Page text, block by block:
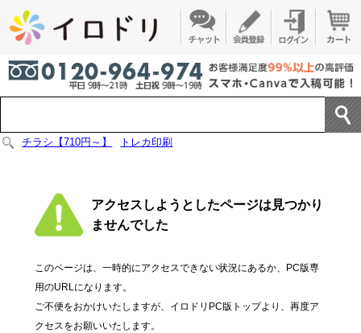
チラシ【710円～】 トレカ印刷
アクセスしようとしたページは見つかり
ませんでした
このページは、一時的にアクセスできない状況にあるか、PC版専
用のURLになります。
ご不便をおかけいたしますが、イロドリPC版トップより、再度ア
クセスをお願いいたします。